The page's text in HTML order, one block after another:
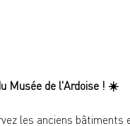
Musée de l'Ardoise ! ☀️
les anciens bâtiments